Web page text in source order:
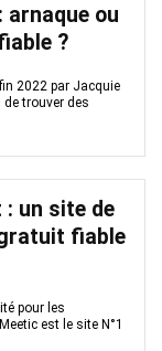
arnaque ou
?
2022 par Jacquie
de trouver des
: un site de
fiable
pour les
est le site N°1